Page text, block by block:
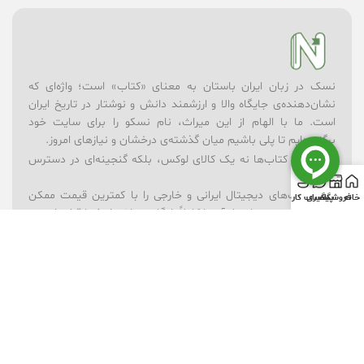
نسک در زبان ایران باستان به معنای «کتاب» است؛ واژه‌ای که
نشان‌دهنده‌ی جایگاه والا و ارزشمند دانش و نوشتار در تاریخ ایران
است. ما با الهام از این میراث، نام نسکو را برای سایت خود
برگزیده‌ایم تا پلی باشیم میان گذشته‌ی درخشان و نیازهای امروز.
در نسکو، کتاب‌ها نه یک کالای لوکس، بلکه گنجینه‌ای در دسترس
همه‌اند.
– ما کتاب‌های دیجیتال ایرانی و خارجی را با کمترین قیمت ممکن
ارائه می‌کنیم؛ بسیاری از آن‌ها کاملاً رایگان در اختیار شما قرار دارند.
خانهفروشگاهپیگیری
حساب کاربری